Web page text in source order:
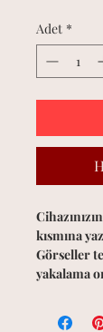
Adet *
kısmına
Görseller
yakalama